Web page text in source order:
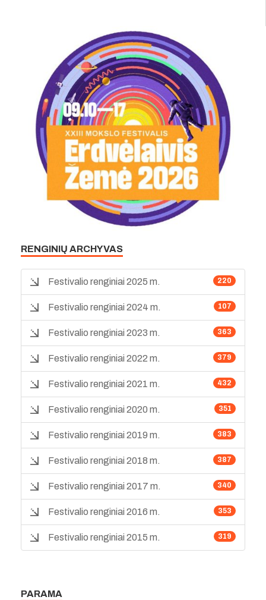
RENGINIŲ ARCHYVAS
220
Festivalio renginiai 2025 m.
107
Festivalio renginiai 2024 m.
363
Festivalio renginiai 2023 m.
379
Festivalio renginiai 2022 m.
432
Festivalio renginiai 2021 m.
351
Festivalio renginiai 2020 m.
383
Festivalio renginiai 2019 m.
387
Festivalio renginiai 2018 m.
340
Festivalio renginiai 2017 m.
353
Festivalio renginiai 2016 m.
319
Festivalio renginiai 2015 m.
PARAMA